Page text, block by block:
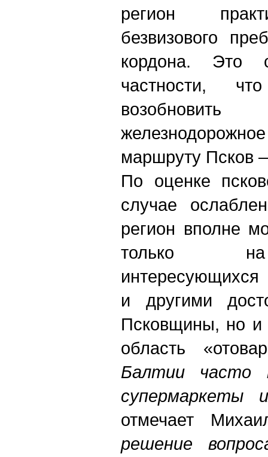
регион
безвизового
кордона. Это
частности,
маршруту Псков
По оценке
случае
регион вполне
только на
и другими
Псковщины, но и
область
Балтии часто
супермаркеты
отмечает
решение